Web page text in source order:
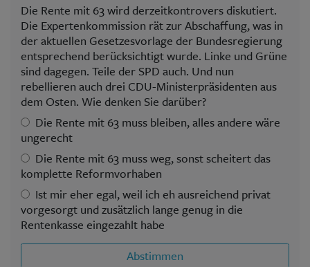
Die Rente mit 63 wird derzeitkontrovers diskutiert.
Die Expertenkommission rät zur Abschaffung, was in
der aktuellen Gesetzesvorlage der Bundesregierung
entsprechend berücksichtigt wurde. Linke und Grüne
sind dagegen. Teile der SPD auch. Und nun
rebellieren auch drei CDU-Ministerpräsidenten aus
dem Osten. Wie denken Sie darüber?
Die Rente mit 63 muss bleiben, alles andere wäre
ungerecht
Die Rente mit 63 muss weg, sonst scheitert das
komplette Reformvorhaben
Ist mir eher egal, weil ich eh ausreichend privat
vorgesorgt und zusätzlich lange genug in die
Rentenkasse eingezahlt habe
Abstimmen